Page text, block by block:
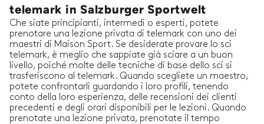
telemark in Salzburger Sportwelt
Che siate principianti, intermedi o esperti, potete
prenotare una lezione privata di telemark con uno dei
maestri di Maison Sport. Se desiderate provare lo sci
telemark, è meglio che sappiate già sciare a un buon
livello, poiché molte delle tecniche di base dello sci si
trasferiscono al telemark. Quando scegliete un maestro,
potete confrontarli guardando i loro profili, tenendo
conto della loro esperienza, delle recensioni dei clienti
precedenti e degli orari disponibili per le lezioni. Quando
prenotate una lezione privata, prenotate il tempo